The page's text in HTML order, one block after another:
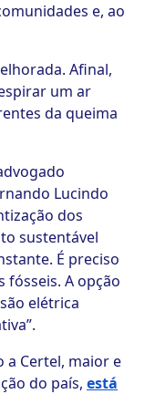
e, ao
Afinal,
um ar
da queima
Lucindo
dos
sustentável
É preciso
fósseis. A opção
elétrica
a Certel, maior e
do país, está